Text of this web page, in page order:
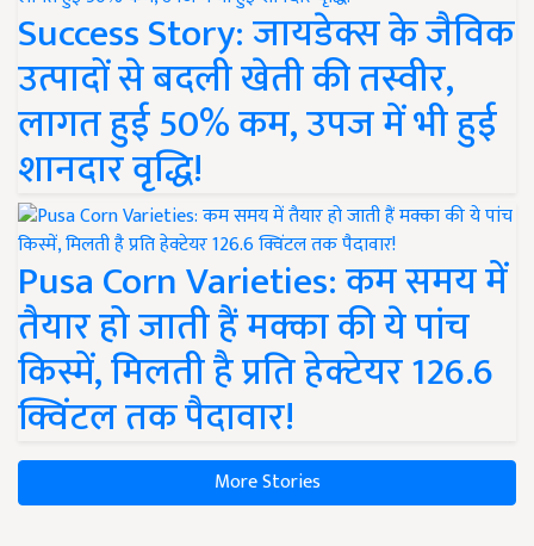
Success Story: जायडेक्स के जैविक
उत्पादों से बदली खेती की तस्वीर,
लागत हुई 50% कम, उपज में भी हुई
शानदार वृद्धि!
Pusa Corn Varieties: कम समय में
तैयार हो जाती हैं मक्का की ये पांच
किस्में, मिलती है प्रति हेक्टेयर 126.6
क्विंटल तक पैदावार!
More Stories